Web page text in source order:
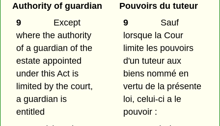
Authority of guardian
9
Except
where the authority
of a guardian of the
estate appointed
under this Act is
limited by the court,
a guardian is
entitled
Pouvoirs du tuteur
9
Sauf
lorsque la Cour
limite les pouvoirs
d'un tuteur aux
biens nommé en
vertu de la présente
loi, celui-ci a le
pouvoir :